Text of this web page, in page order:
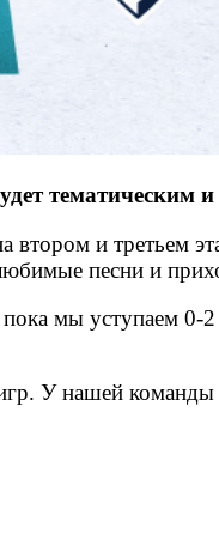
тематическим и
втором и третьем
песни и
пока мы уступаем
У нашей